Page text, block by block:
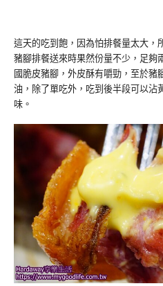
這天的吃到飽，因為怕排餐量太大，
豬腳排餐送來時果然份量不少，足
國脆皮豬腳，外皮酥有嚼勁，至於豬
油，除了單吃外，吃到後半段可以沾
味。